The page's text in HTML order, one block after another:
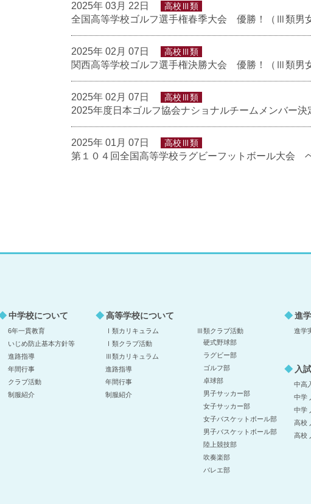
2025年 03月 22日 高校Ⅲ類
全国高等学校ゴルフ選手権春季大会 優勝！（Ⅲ類男
2025年 02月 07日 高校Ⅲ類
関西高等学校ゴルフ選手権決勝大会 優勝！（Ⅲ類男
2025年 02月 07日 高校Ⅲ類
2025年度日本ゴルフ協会ナショナルチームメンバー
2025年 01月 07日 高校Ⅲ類
第１０４回全国高等学校ラグビーフットボール大会
中学校について
6年一貫教育
いじめ防止基本方針等
進路指導
年間行事
クラブ活動
制服紹介
高等学校について
Ⅰ類カリキュラム
Ⅰ類クラブ活動
Ⅲ類カリキュラム
進路指導
年間行事
制服紹介
Ⅲ類クラブ活動
硬式野球部
ラグビー部
ゴルフ部
卓球部
男子サッカー部
女子サッカー部
女子バスケットボール部
男子バスケットボール部
陸上競技部
吹奏楽部
バレエ部
進
進学
入
中高
中学
中学
高校
高校